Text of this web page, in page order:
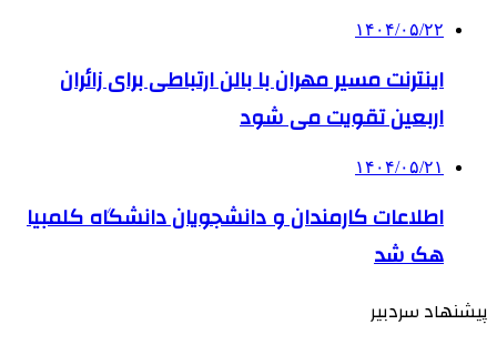
۱۴۰۴/۰۵/۲۲
اینترنت مسیر مهران با بالن ارتباطی برای زائران
اربعین تقویت می شود
۱۴۰۴/۰۵/۲۱
اطلاعات کارمندان و دانشجویان دانشگاه کلمبیا
هک شد
پیشنهاد سردبیر